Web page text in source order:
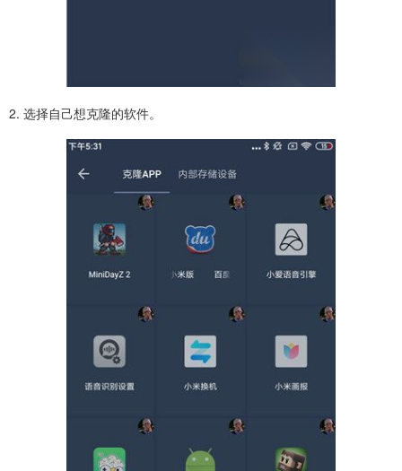
2. 选择自己想克隆的软件。